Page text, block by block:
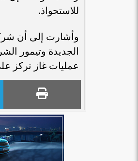
للاستحواذ.
وأشارت إلى أن
الجديدة وتيمور
عمليات غاز تركز